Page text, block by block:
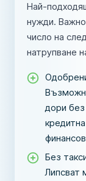
Най-
нужди.
число на
натрупване
дори
Без
Липсват